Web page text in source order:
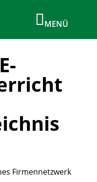
Firmennetzwerk